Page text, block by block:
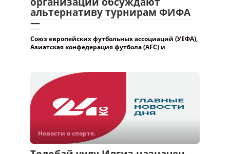
организации обсуждают
альтернативу турнирам ФИФА
—
Союз европейских футбольных ассоциаций (УЕФА),
Новости о спорте.